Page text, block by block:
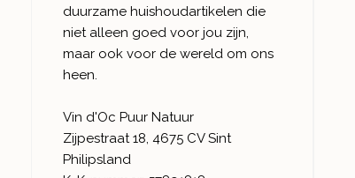
duurzame huishoudartikelen die
niet alleen goed voor jou zijn,
maar ook voor de wereld om ons
heen.
Vin d'Oc Puur Natuur
Zijpestraat 18, 4675 CV Sint
Philipsland